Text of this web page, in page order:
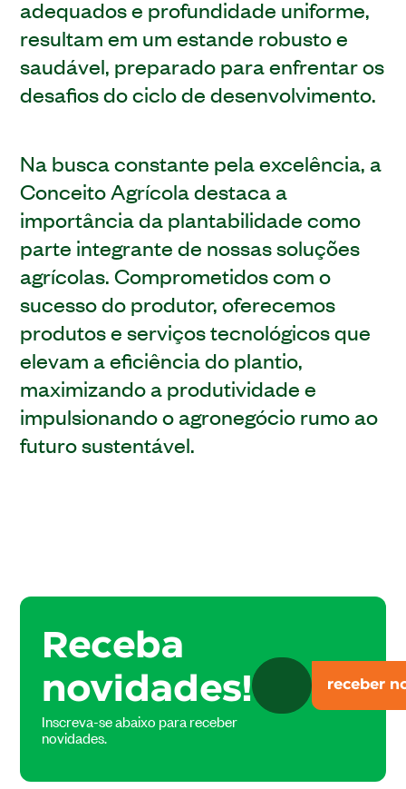
adequados e profundidade uniforme,
resultam em um estande robusto e
saudável, preparado para enfrentar os
desafios do ciclo de desenvolvimento.
Na busca constante pela excelência, a
Conceito Agrícola destaca a
importância da plantabilidade como
parte integrante de nossas soluções
agrícolas. Comprometidos com o
sucesso do produtor, oferecemos
produtos e serviços tecnológicos que
elevam a eficiência do plantio,
maximizando a produtividade e
impulsionando o agronegócio rumo ao
futuro sustentável.
Receba
novidades!
Inscreva-se abaixo para receber
novidades.